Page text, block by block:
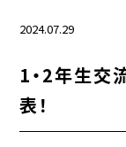
2024.07.29
1・2年生交
表！